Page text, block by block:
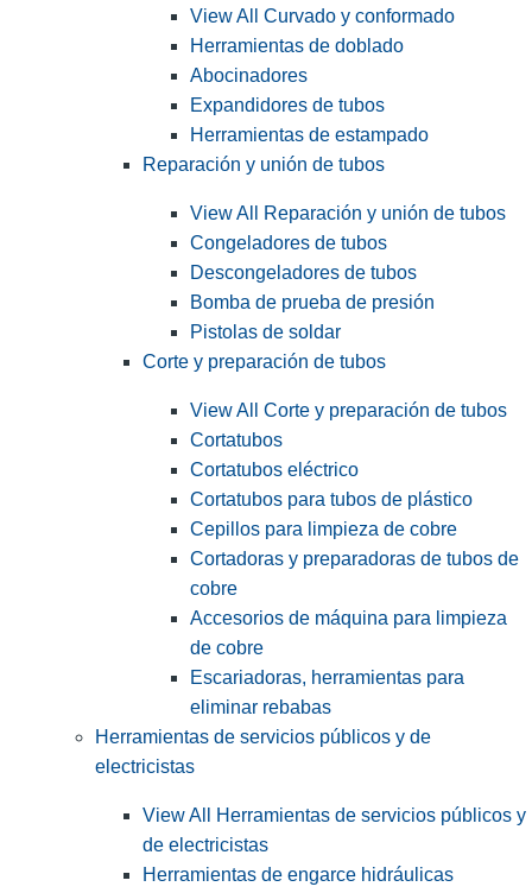
View All Curvado y conformado
Herramientas de doblado
Abocinadores
Expandidores de tubos
Herramientas de estampado
Reparación y unión de tubos
View All Reparación y unión de tubos
Congeladores de tubos
Descongeladores de tubos
Bomba de prueba de presión
Pistolas de soldar
Corte y preparación de tubos
View All Corte y preparación de tubos
Cortatubos
Cortatubos eléctrico
Cortatubos para tubos de plástico
Cepillos para limpieza de cobre
Cortadoras y preparadoras de tubos de
cobre
Accesorios de máquina para limpieza
de cobre
Escariadoras, herramientas para
eliminar rebabas
Herramientas de servicios públicos y de
electricistas
View All Herramientas de servicios públicos y
de electricistas
Herramientas de engarce hidráulicas